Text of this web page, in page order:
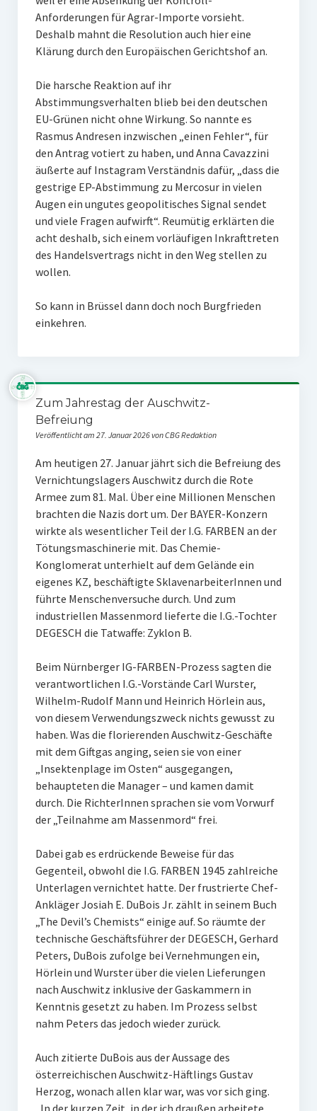
Anforderungen für Agrar-Importe vorsieht.
Deshalb mahnt die Resolution auch hier eine
Klärung durch den Europäischen Gerichtshof an.
Die harsche Reaktion auf ihr
Abstimmungsverhalten blieb bei den deutschen
EU-Grünen nicht ohne Wirkung. So nannte es
Rasmus Andresen inzwischen „einen Fehler“, für
den Antrag votiert zu haben, und Anna Cavazzini
äußerte auf Instagram Verständnis dafür, „dass die
gestrige EP-Abstimmung zu Mercosur in vielen
Augen ein ungutes geopolitisches Signal sendet
und viele Fragen aufwirft“. Reumütig erklärten die
acht deshalb, sich einem vorläufigen Inkrafttreten
des Handelsvertrags nicht in den Weg stellen zu
wollen.
So kann in Brüssel dann doch noch Burgfrieden
einkehren.
Zum Jahrestag der Auschwitz-
Befreiung
Veröffentlicht am 27. Januar 2026 von CBG Redaktion
Am heutigen 27. Januar jährt sich die Befreiung des
Vernichtungslagers Auschwitz durch die Rote
Armee zum 81. Mal. Über eine Millionen Menschen
brachten die Nazis dort um. Der BAYER-Konzern
wirkte als wesentlicher Teil der I.G. FARBEN an der
Tötungsmaschinerie mit. Das Chemie-
Konglomerat unterhielt auf dem Gelände ein
eigenes KZ, beschäftigte SklavenarbeiterInnen und
führte Menschenversuche durch. Und zum
industriellen Massenmord lieferte die I.G.-Tochter
DEGESCH die Tatwaffe: Zyklon B.
Beim Nürnberger IG-FARBEN-Prozess sagten die
verantwortlichen I.G.-Vorstände Carl Wurster,
Wilhelm-Rudolf Mann und Heinrich Hörlein aus,
von diesem Verwendungszweck nichts gewusst zu
haben. Was die florierenden Auschwitz-Geschäfte
mit dem Giftgas anging, seien sie von einer
„Insektenplage im Osten“ ausgegangen,
behaupteten die Manager – und kamen damit
durch. Die RichterInnen sprachen sie vom Vorwurf
der „Teilnahme am Massenmord“ frei.
Dabei gab es erdrückende Beweise für das
Gegenteil, obwohl die I.G. FARBEN 1945 zahlreiche
Unterlagen vernichtet hatte. Der frustrierte Chef-
Ankläger Josiah E. DuBois Jr. zählt in seinem Buch
„The Devil’s Chemists“ einige auf. So räumte der
technische Geschäftsführer der DEGESCH, Gerhard
Peters, DuBois zufolge bei Vernehmungen ein,
Hörlein und Wurster über die vielen Lieferungen
nach Auschwitz inklusive der Gaskammern in
Kenntnis gesetzt zu haben. Im Prozess selbst
nahm Peters das jedoch wieder zurück.
Auch zitierte DuBois aus der Aussage des
österreichischen Auschwitz-Häftlings Gustav
Herzog, wonach allen klar war, was vor sich ging.
„In der kurzen Zeit, in der ich draußen arbeitete,